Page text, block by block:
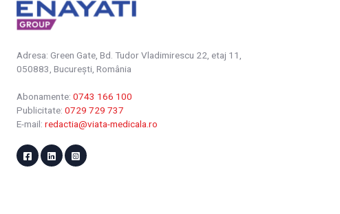
Adresa: Green Gate, Bd. Tudor Vladimirescu 22, etaj 11,
050883, Bucureşti, România
Abonamente: 0743 166 100
Publicitate: 0729 729 737
E-mail: redactia@viata-medicala.ro